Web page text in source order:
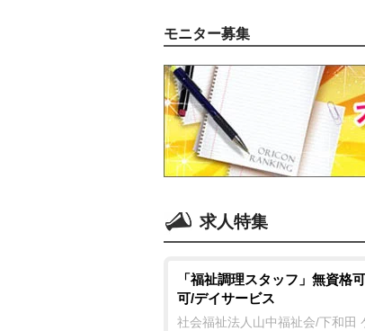
モニター募集
求人特集
「福祉調理スタッフ」無資格
可/デイサービス
社会福祉法人山中福祉会/下和田